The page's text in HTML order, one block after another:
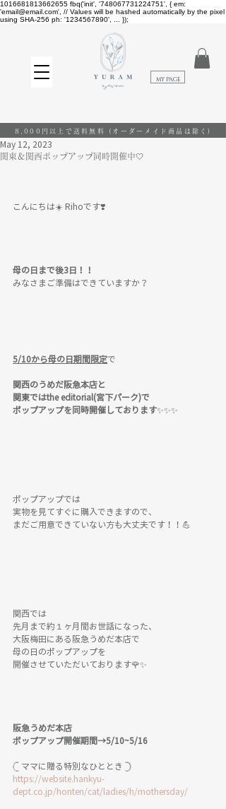
1016681813662655 fbq('init', '748067731224751', { em:
'email@email.com', // Values will be hashed automatically by the pixel
using SHA-256 ph: '1234567890', ... });
​MY PAGE
8,000円以上で送料無料 (オーダーメイド商品は除く)
関東＆関西ポップアップ同時開催中🤍
May 12, 2023
こんにちは☀️ Rihoです❣️
母の日まで後3日！！
みなさまご準備はできていますか？
5/10から母の日期間限定で
関西のうめだ阪急本店と
関東ではthe editorial(宮下パーク)で
ポップアップを同時開催しております✨✨✨
ポップアップでは
実物を見てすぐに購入できますので、
まだご用意できていない方も大丈夫です！！💪
関西では
先月まで約１ヶ月間お世話になった、
大阪梅田にある阪急うめだ本店で
母の日のポップアップを
開催させていただいております🌹✨
阪急うめだ本店
ポップアップ開催期間→5/10~5/16
‎𓊆 ママに贈る特別なひととき 𓊇
https://website.hankyu-
dept.co.jp/honten/cat/ladies/h/mothersday/